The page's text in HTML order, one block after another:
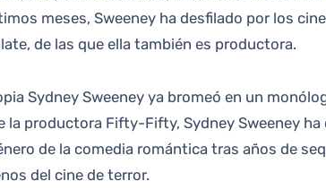
meses, Sweeney ha desfilado por los
de las que ella también es productora.
Sydney Sweeney ya bromeó en un
productora Fifty-Fifty, Sydney Sweeney
de la comedia romántica tras años de
del cine de terror.